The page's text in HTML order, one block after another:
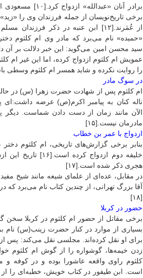
برخی تاریخ‌نویسان از جمله فرزندان وی را
از عُمَرند.[۱۲] ابن عنبه در ذکر
سید محسن امین می‌گوید: این خبر دلالت بر آن
عمویش ام کلثوم ازدواج کرده، اما این غیر ام
را روایت نکرده و شاید همسر ام کلثوم وسطی
در سوگ مادر
ام کلثوم پس از شهادت حضرت زهرا (س) در
ناله کنان به پیامبر اکرم(ص) عرضه
الآن مانند زمان از دست دادن شماست. دیگر
مادرمان نیست.[۱۵]
ازدواج با عمر بن خطاب
بنابر برخی گزارش‌های تاریخی، ام کلثوم
خلیفه دوم ازدواج
هجری ذکر شده است.[۱۷]
در مقابل، عده‌ای از علمای شیعه مانند شیخ مفید
آقا بزرگ تهرانی، از چندین کتاب نام می‌برد که
[۱۸]
حضور در کربلا
برخی مقاتل از حضور ام کلثوم در کربلا سخن
بسیاری از موارد در کنار حضرت زینب(س)
برای او نقل کرده‌اند. مجلسی نقل می‌کند: پس
کلثوم راوی واقعه عاشورا بوده و در کوفه و
است. ابن طیفور در کتاب خویش، خطبه‌ای را از